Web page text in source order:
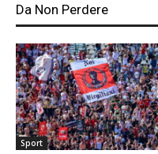
Da Non Perdere
Sport